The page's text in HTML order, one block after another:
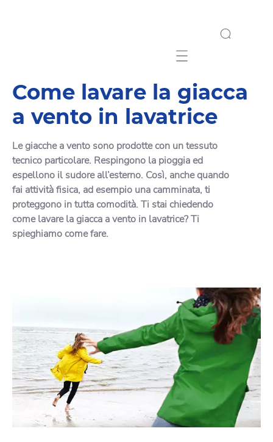
Mobile navigation
Come lavare la giacca
a vento in lavatrice
Le giacche a vento sono prodotte con un tessuto
tecnico particolare. Respingono la pioggia ed
espellono il sudore all’esterno. Così, anche quando
fai attività fisica, ad esempio una camminata, ti
proteggono in tutta comodità. Ti stai chiedendo
come lavare la giacca a vento in lavatrice? Ti
spieghiamo come fare.